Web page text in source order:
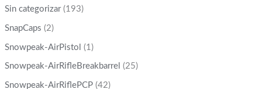
Sin categorizar (193)
SnapCaps (2)
Snowpeak-AirPistol (1)
Snowpeak-AirRifleBreakbarrel (25)
Snowpeak-AirRiflePCP (42)